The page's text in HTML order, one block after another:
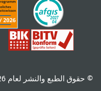
© حقوق الطبع والنشر لعام ‎2026 لوزارة الصحة الاتحادية